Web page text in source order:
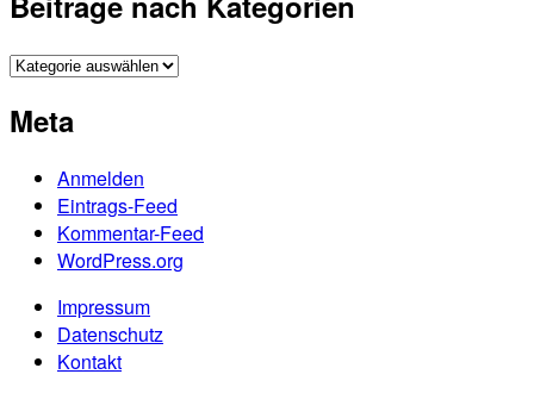
Beiträge
Kategorien
Meta
Anmelden
Eintrags-Feed
Kommentar-Feed
WordPress.org
Impressum
Datenschutz
Kontakt